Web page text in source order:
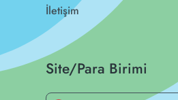
İletişim
Site/Para Birimi